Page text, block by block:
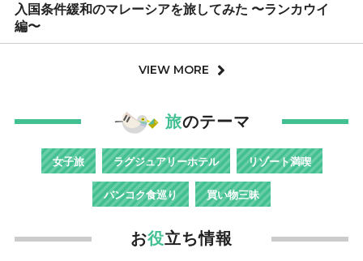
入国条件緩和のマレーシアを旅してみた 〜ランカウイ
編〜
VIEW MORE
旅のテーマ
女子旅 ラグジュアリーホテル リゾート満喫
バンコク食巡り 買い物三昧
お役立ち情報